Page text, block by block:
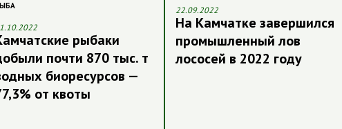
рыбаки
почти 870 тыс. т
биоресурсов —
от квоты
22.09.2022
На Камчатке завершился
промышленный лов
лососей в 2022 году